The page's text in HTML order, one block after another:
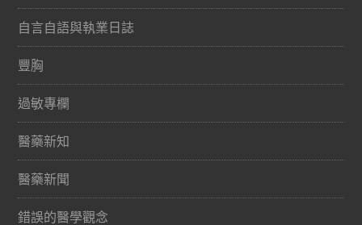
自言自語與執業日誌
豐胸
過敏專欄
醫藥新知
醫藥新聞
錯誤的醫學觀念